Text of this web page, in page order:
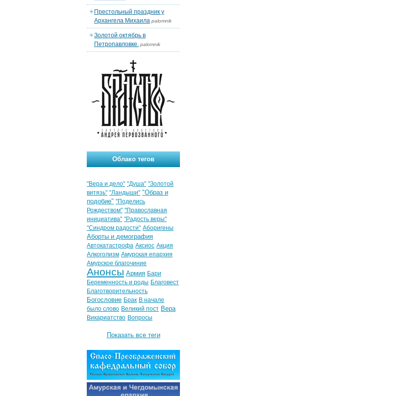
Престольный праздник у
Архангела Михаила palomnik
Золотой октябрь в
Петропавловке. palomnik
Облако тегов
"Вера и дело" "Душа" "Золотой
витязь" "Ландыши" "Образ и
подобие" "Поделись
Рождеством" "Православная
инициатива" "Радость веры"
"Синдром радости" Аборигены
Аборты и демография
Автокатастрофа Аксиос Акция
Алкоголизм Амурская епархия
Амурское благочиние
Анонсы Армия Бари
Беременность и роды Благовест
Благотворительность
Богословие Брак В начале
было слово Великий пост Вера
Викариатство Вопросы
Показать все теги